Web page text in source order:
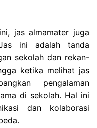
jas almamater juga
ini adalah tanda
sekolah dan rekan-
ketika melihat jas
pengalaman
di sekolah. Hal ini
dan kolaborasi